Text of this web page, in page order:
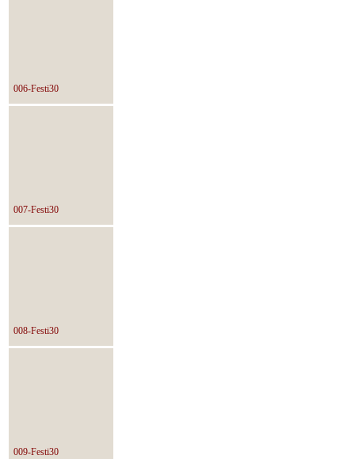
006-Festi30
007-Festi30
008-Festi30
009-Festi30